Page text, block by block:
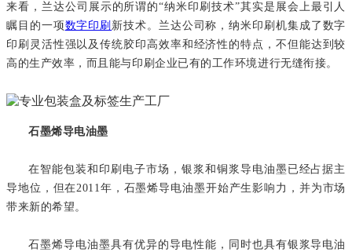
来看，兰达公司展示的所谓的“纳米印刷技术”其实是展会上最引人
瞩目的一项数字印刷 新技术。兰达公司称，纳米印刷机集成了数字
印刷灵活性强以及传统胶印高效率和经济性的特点，不但能达到较
高的生产效率，而且能与印刷企业已有的工作环境进行无缝衔接。
石墨烯导电油墨
在智能包装和印刷电子市场，银浆和铜浆导电油墨已经占据主
导地位，但在2011年，石墨烯导电油墨开始产生影响力，并为市场
带来新的希望。
石墨烯导电油墨具有优异的导电性能，同时也具有银浆导电油